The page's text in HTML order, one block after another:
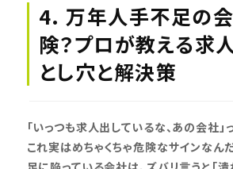
4. 万年人手不足の
険？プロが教える求
とし穴と解決策
「いっつも求人出しているな、あの会社」
これ実はめちゃくちゃ危険なサインなん